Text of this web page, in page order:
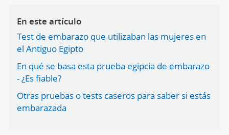
En este artículo
Test de embarazo que utilizaban las mujeres en
el Antiguo Egipto
En qué se basa esta prueba egipcia de embarazo
- ¿Es fiable?
Otras pruebas o tests caseros para saber si estás
embarazada